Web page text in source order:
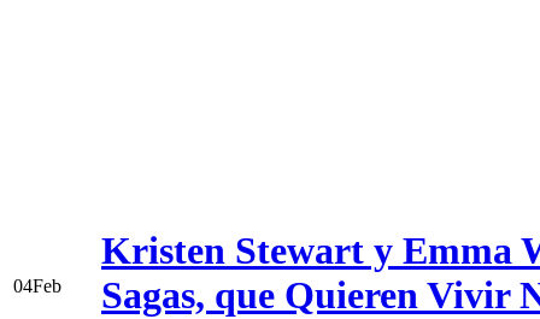
04Feb
Kristen Stewart y Emma
Sagas, que Quieren Vivir